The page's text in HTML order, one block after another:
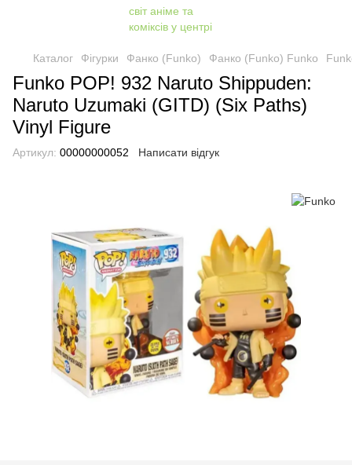
Каталог Фігурки Фанко (Funko) Фанко (Funko) Funko
Funko POP! 932 Naruto Shippuden:
Naruto Uzumaki (GITD) (Six Paths)
Vinyl Figure
Артикул: 00000000052 Написати відгук